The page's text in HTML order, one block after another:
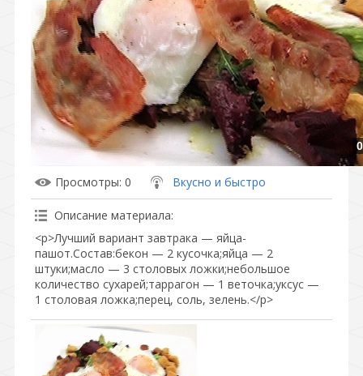
Просмотры: 0 Вкусно и быстро
Описание материала:
<p>Лучший вариант завтрака — яйца-
пашот.Состав:бекон — 2 кусочка;яйца — 2
штуки;масло — 3 столовых ложки;небольшое
количество сухарей;таррагон — 1 веточка;уксус —
1 столовая ложка;перец, соль, зелень.</p>